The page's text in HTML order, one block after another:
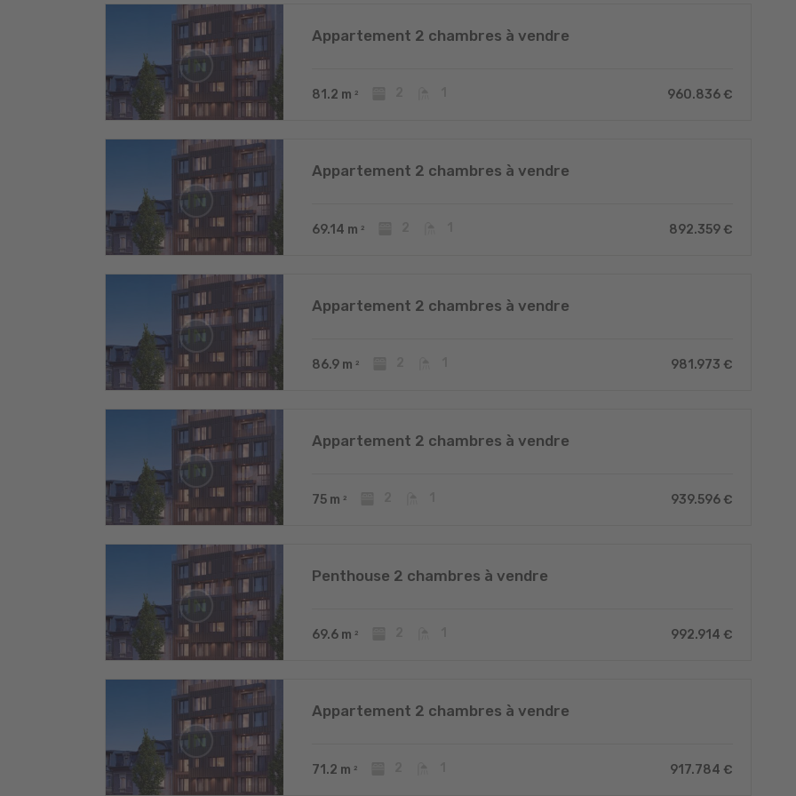
Appartement 2 chambres à vendre
81.2 m 2 960.836 €
Appartement 2 chambres à vendre
69.14 m 2 892.359 €
Appartement 2 chambres à vendre
86.9 m 2 981.973 €
Appartement 2 chambres à vendre
75 m 2 939.596 €
Penthouse 2 chambres à vendre
69.6 m 2 992.914 €
Appartement 2 chambres à vendre
71.2 m 2 917.784 €